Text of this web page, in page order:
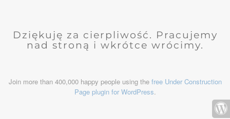
Dziękuję za cierpliwość. Pracujemy
nad stroną i wkrótce wrócimy.
Join more than 400,000 happy people using the free Under Construction
Page plugin for WordPress.